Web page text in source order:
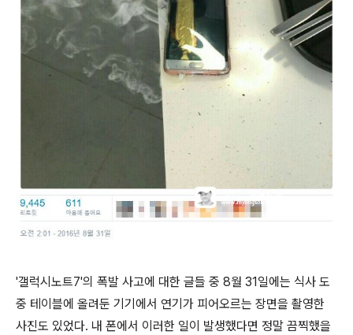
'갤럭시노트7'의 폭발 사고에 대한 글들 중 8월 31일에는 식사 도
중 테이블에 올려둔 기기에서 연기가 피어오르는 장면을 촬영한
사진도 있었다. 내 폰에서 이러한 일이 발생했다면 정말 끔찍했을